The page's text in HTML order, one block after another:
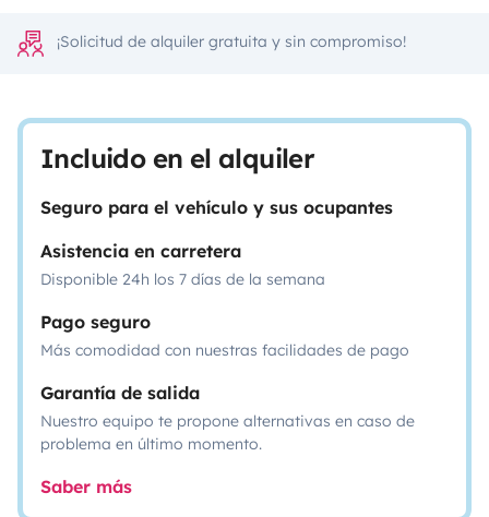
¡Solicitud de alquiler gratuita y sin compromiso!
Incluido en el alquiler
Seguro para el vehículo y sus ocupantes
Asistencia en carretera
Disponible 24h los 7 días de la semana
Pago seguro
Más comodidad con nuestras facilidades de pago
Garantía de salida
Nuestro equipo te propone alternativas en caso de
problema en último momento.
Saber más